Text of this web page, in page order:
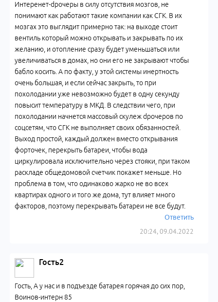
20:24, 09.04.2022
Интеренет-dрочеры в силу отсутствия мозгов, не
понимают как работают такие компании как СГК. В их
мозгах это выглядит примерно так: на выходе стоит
вентиль который можно открывать и закрывать по их
желанию, и отопление сразу будет уменьшаться или
увеличиваться в домах, но они его не закрывают чтобы
бабло косить. А по факту, у этой системы инертность
очень большая, и если сейчас закрыть, то при
похолодании уже невозможно будет в одну секунду
повысит температуру в МКД. В следствии чего, при
похолодании начнется массовый скулеж dрочеров по
соцсетям, что СГК не выполняет своих обязанностей.
Выход простой, каждый должен вместо открывания
форточек, перекрыть батареи, чтобы вода
циркулировала исключительно через стояки, при таком
раскладе общедомовой счетчик покажет меньше. Но
проблема в том, что одинаково жарко не во всех
квартирах одного и того же дома, тут влияет много
факторов, поэтому перекрывать батареи не все будут.
Ответить
Гость2
Гость, А у нас и в подъезде батарея горячая до сих пор,
Воинов-интерн 85